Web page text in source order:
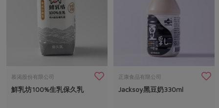
慕渴股份有限公司
鮮乳坊100%生乳保久乳
正康食品有限公司
Jacksoy黑豆奶330ml